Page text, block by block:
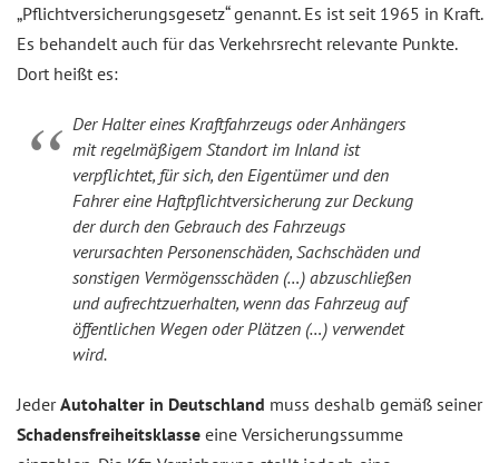
„Pflichtversicherungsgesetz“ genannt. Es ist seit 1965 in Kraft.
Es behandelt auch für das Verkehrsrecht relevante Punkte.
Dort heißt es:
Der Halter eines Kraftfahrzeugs oder Anhängers
mit regelmäßigem Standort im Inland ist
verpflichtet, für sich, den Eigentümer und den
Fahrer eine Haftpflichtversicherung zur Deckung
der durch den Gebrauch des Fahrzeugs
verursachten Personenschäden, Sachschäden und
sonstigen Vermögensschäden (…) abzuschließen
und aufrechtzuerhalten, wenn das Fahrzeug auf
öffentlichen Wegen oder Plätzen (…) verwendet
wird.
JederAutohalter in Deutschland muss deshalb gemäß seiner
Schadensfreiheitsklasse eine Versicherungssumme